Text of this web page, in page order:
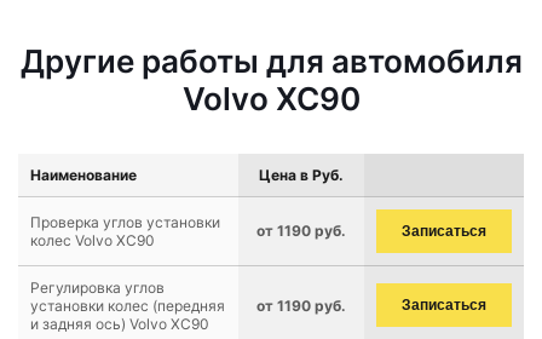
Другие работы для автомобиля
Volvo XC90
Наименование Цена в Руб.
Проверка углов установки
колес Volvo XC90
от 1190 руб. Записаться
Регулировка углов
установки колес (передняя
и задняя ось) Volvo XC90
от 1190 руб. Записаться